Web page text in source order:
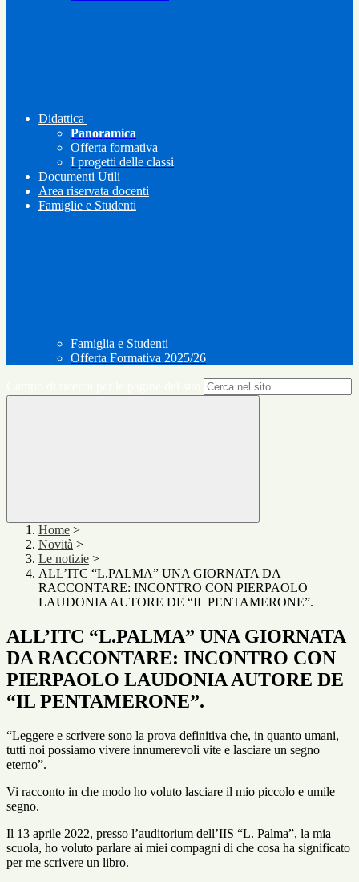
Didattica
Panoramica
Offerta formativa
I progetti delle classi
Documenti Utili
Area riservata docenti
Famiglie e Studenti
Famiglia e Studenti
Offerta Formativa 2025/26
Home >
Novità >
Le notizie >
ALL’ITC “L.PALMA” UNA GIORNATA DA
RACCONTARE: INCONTRO CON PIERPAOLO
LAUDONIA AUTORE DE “IL PENTAMERONE”.
ALL’ITC “L.PALMA” UNA GIORNATA
DA RACCONTARE: INCONTRO CON
PIERPAOLO LAUDONIA AUTORE DE
“IL PENTAMERONE”.
“Leggere e scrivere sono la prova definitiva che, in quanto umani,
tutti noi possiamo vivere innumerevoli vite e lasciare un segno
eterno”.
Vi racconto in che modo ho voluto lasciare il mio piccolo e umile
segno.
Il 13 aprile 2022, presso l’auditorium dell’IIS “L. Palma”, la mia
scuola, ho voluto parlare ai miei compagni di che cosa ha significato
per me scrivere un libro.